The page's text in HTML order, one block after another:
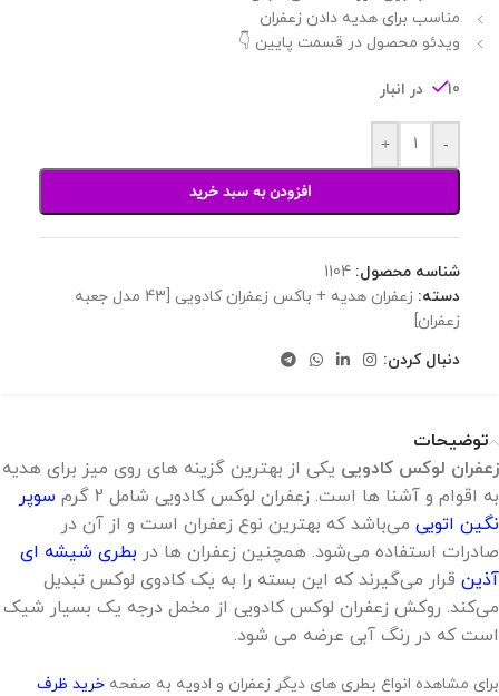
مناسب برای هدیه دادن زعفران
ویدئو محصول در قسمت پایین 👇
10 در انبار
-
+
افزودن به سبد خرید
شناسه محصول: 1104
دسته:
زعفران هدیه + باکس زعفران کادویی [43 مدل جعبه
زعفران]
دنبال کردن:
توضیحات
زعفران لوکس کادویی یکی از بهترین گزینه های روی میز برای هدیه
به اقوام و آشنا ها است. زعفران لوکس کادویی شامل 2 گرم
سوپر
نگین اتویی می‌باشد که بهترین نوع زعفران است و از آن در
صادرات استفاده می‌شود. همچنین زعفران ها در بطری شیشه ای
آذین قرار می‌گیرند که این بسته را به یک کادوی لوکس تبدیل
می‌کند. روکش زعفران لوکس کادویی از مخمل درجه یک بسیار شیک
است که در رنگ آبی عرضه می شود.
برای مشاهده انواع بطری های دیگر زعفران و ادویه به صفحه خرید ظرف